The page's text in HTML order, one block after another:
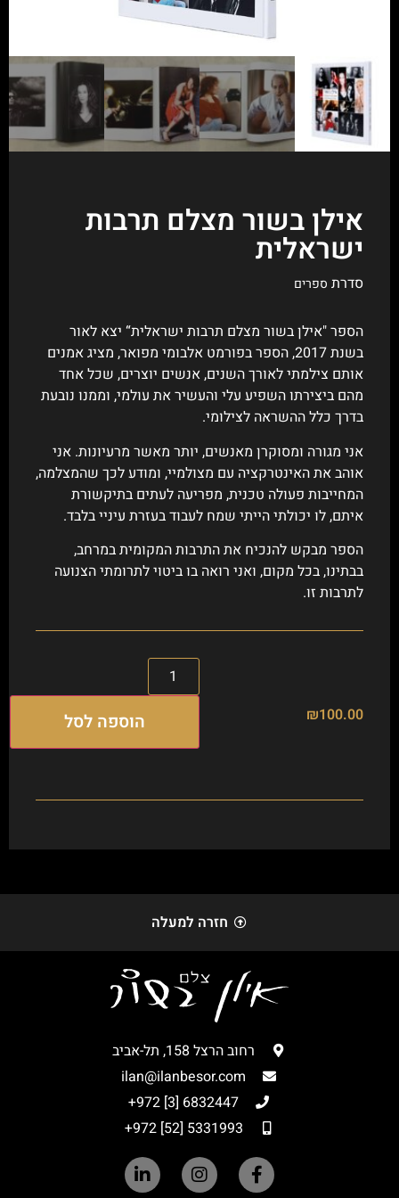
אילן בשור מצלם תרבות
ישראלית
סדרת ספרים
הספר "אילן בשור מצלם תרבות ישראלית“ יצא לאור
בשנת 2017, הספר בפורמט אלבומי מפואר, מציג אמנים
אותם צילמתי לאורך השנים, אנשים יוצרים, שכל אחד
מהם ביצירתו השפיע עלי והעשיר את עולמי, וממנו נובעת
בדרך כלל ההשראה לצילומי.
אני מגורה ומסוקרן מאנשים, יותר מאשר מרעיונות. אני
אוהב את האינטרקציה עם מצולמיי, ומודע לכך שהמצלמה,
המחייבות פעולה טכנית, מפריעה לעתים בתיקשורת
איתם, לו יכולתי הייתי שמח לעבוד בעזרת עיניי בלבד.
הספר מבקש להנכיח את התרבות המקומית במרחב,
בבתינו, בכל מקום, ואני רואה בו ביטוי לתרומתי הצנועה
לתרבות זו.
₪100.00 הוספה לסל
חזרה למעלה
רחוב הרצל 158, תל-אביב
ilan@ilanbesor.com
6832447 [3] 972+
5331993 [52] 972+